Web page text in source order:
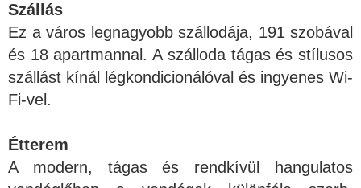
Szállás
Ez a város legnagyobb szállodája, 191 szobával
és 18 apartmannal. A szálloda tágas és stílusos
szállást kínál légkondicionálóval és ingyenes Wi-
Fi-vel.
Étterem
A modern, tágas és rendkívül hangulatos